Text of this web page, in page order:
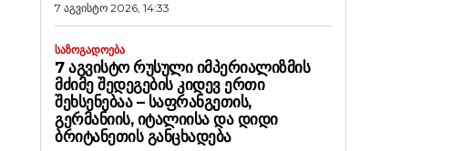
7 აგვისტო 2026, 14:33
ᲡᲐᲖᲝᲒᲐᲓᲝᲔᲑᲐ
7 ᲐᲒᲕᲘᲡᲢᲝ ᲠᲣᲡᲣᲚᲘ ᲘᲛᲞᲔᲠᲘᲐᲚᲘᲖᲛᲘᲡ
ᲛᲫᲘᲛᲔ ᲨᲔᲓᲔᲒᲔᲑᲘᲡ ᲙᲘᲓᲔᲕ ᲔᲠᲗᲘ
ᲨᲔᲮᲡᲔᲜᲔᲑᲐᲐ – ᲡᲐᲤᲠᲐᲜᲒᲔᲗᲘᲡ,
ᲒᲔᲠᲛᲐᲜᲘᲘᲡ, ᲘᲢᲐᲚᲘᲘᲡᲐ ᲓᲐ ᲓᲘᲓᲘ
ᲑᲠᲘᲢᲐᲜᲔᲗᲘᲡ ᲒᲐᲜᲪᲮᲐᲓᲔᲑᲐ